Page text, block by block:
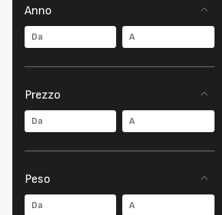
Anno
Prezzo
Peso